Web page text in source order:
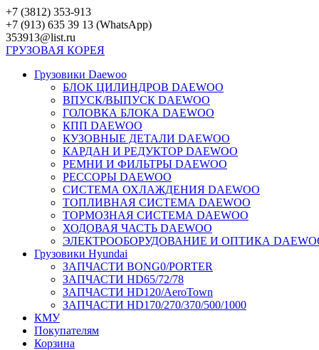
Перейти
к
контенту
+7 (3812) 353-913
+7 (913) 635 39 13 (WhatsApp)
353913@list.ru
ГРУЗОВАЯ КОРЕЯ
Грузовики Daewoo
БЛОК ЦИЛИНДРОВ DAEWOO
ВПУСК/ВЫПУСК DAEWOO
ГОЛОВКА БЛОКА DAEWOO
КПП DAEWOO
КУЗОВНЫЕ ДЕТАЛИ DAEWOO
КАРДАН И РЕДУКТОР DAEWOO
РЕМНИ И ФИЛЬТРЫ DAEWOO
РЕССОРЫ DAEWOO
СИСТЕМА ОХЛАЖДЕНИЯ DAEWOO
ТОПЛИВНАЯ СИСТЕМА DAEWOO
ТОРМОЗНАЯ СИСТЕМА DAEWOO
ХОДОВАЯ ЧАСТЬ DAEWOO
ЭЛЕКТРООБОРУДОВАНИЕ И ОПТИКА
Грузовики Hyundai
ЗАПЧАСТИ BONG0/PORTER
ЗАПЧАСТИ HD65/72/78
ЗАПЧАСТИ HD120/AeroTown
ЗАПЧАСТИ HD170/270/370/500/1000
КМУ
Покупателям
Корзина